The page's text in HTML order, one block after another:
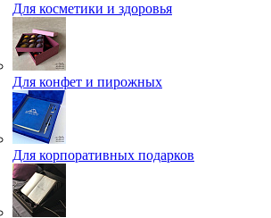
Для косметики и здоровья
Для конфет и пирожных
Для корпоративных подарков